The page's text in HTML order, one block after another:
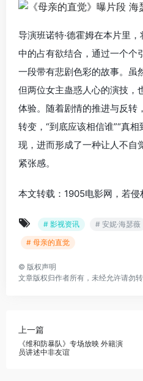
导演班诺特·德霍姆在本片里
中的占有欲结合，通过一个个
一段带有悲剧色彩的故事。虽
但两位女主蛊惑人心的演技，
体验。随着剧情的推进与反转
转变，“到底应该相信谁”“真
现，进而形成了一种让人不自
紧张感。
本文转载：1905电影网，若侵
# 影视资讯 # 安妮·海瑟薇
# 母亲的直觉
© 版权声明
文章版权归作者所有，未经允许请勿转
上一篇
《维和防暴队》专场放映 外籍演
员讲述中非友谊